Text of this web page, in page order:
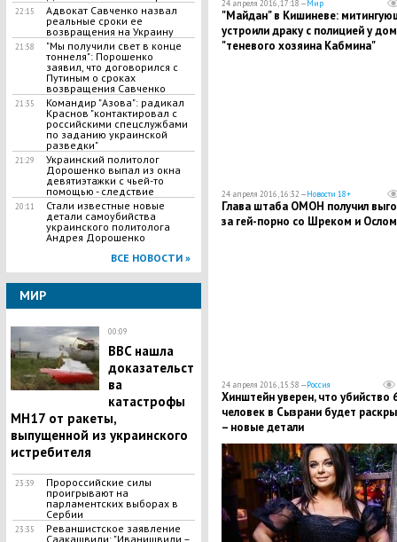
22:15
Адвокат Савченко назвал
реальные сроки ее
возвращения на Украину
21:58
"Мы получили свет в конце
тоннеля": Порошенко
заявил, что договорился с
Путиным о сроках
возвращения Савченко
21:35
Командир "Азова": радикал
Краснов "контактировал с
российскими спецслужбами
по заданию украинской
разведки"
21:29
Украинский политолог
Дорошенко выпал из окна
девятиэтажки с чьей-то
помощью - следствие
20:11
Стали известные новые
детали самоубийства
украинского политолога
Андрея Дорошенко
ВСЕ НОВОСТИ »
МИР
00:09
BBC нашла
доказательст
ва
катастрофы
МН17 от ракеты,
выпущенной из украинского
истребителя
23:39
Пророссийские силы
проигрывают на
парламентских выборах в
Сербии
23:35
Реваншистское заявление
Саакашвили: "Иванишвили –
24 апреля 2016, 17:18 —Мир
"Майдан" в Кишиневе:
устроили драку с полицией у
"теневого хозяина Кабмина"
24 апреля 2016, 16:32 —Новости 18+
Глава штаба ОМОН получил
за гей-порно со Шреком и Ослом
24 апреля 2016, 15:58 —Россия
Хинштейн уверен, что убийство
человек в Сызрани будет
– новые детали